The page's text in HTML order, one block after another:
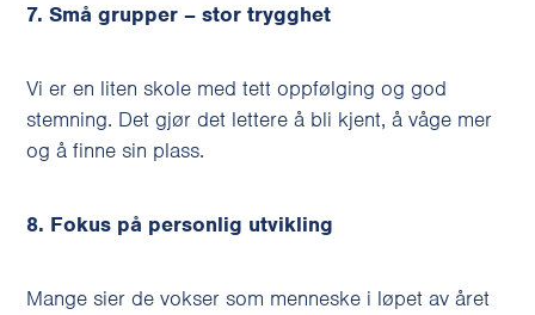
7. Små grupper – stor trygghet
Vi er en liten skole med tett oppfølging og god
stemning. Det gjør det lettere å bli kjent, å våge mer
og å finne sin plass.
8. Fokus på personlig utvikling
Mange sier de vokser som menneske i løpet av året